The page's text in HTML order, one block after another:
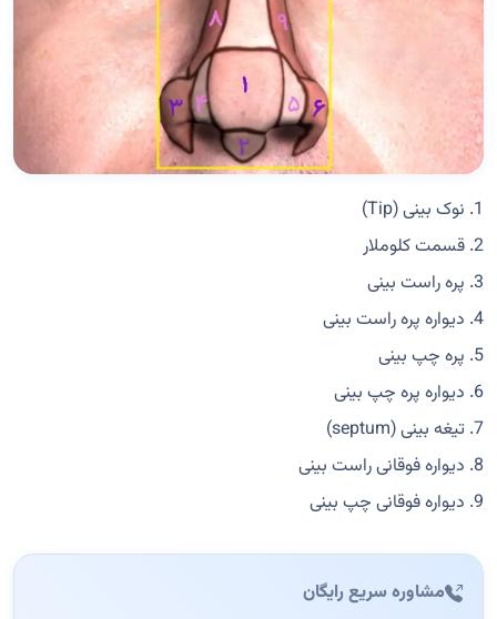
1. نوک بینی (Tip)
2. قسمت کلوملار
3. پره راست بینی
4. دیواره پره راست بینی
5. پره چپ بینی
6. دیواره پره چپ بینی
7. تیغه بینی (septum)
8. دیواره فوقانی راست بینی
9. دیواره فوقانی چپ بینی
مشاوره سریع رایگان